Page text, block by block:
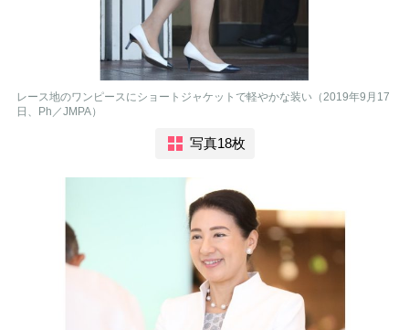
レース地のワンピースにショートジャケットで軽やかな装い（2019年9月17
日、Ph／JMPA）
写真18枚